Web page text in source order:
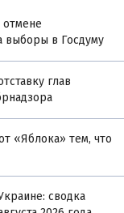
выборы в Госдуму
глав
«Яблока» тем, что
сводка